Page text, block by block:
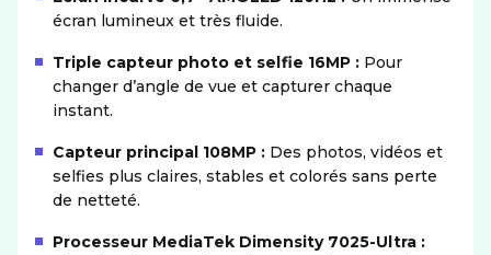
écran lumineux et très fluide.
Triple capteur photo et selfie 16MP : Pour
changer d’angle de vue et capturer chaque
instant.
Capteur principal 108MP : Des photos, vidéos et
selfies plus claires, stables et colorés sans perte
de netteté.
Processeur MediaTek Dimensity 7025-Ultra :